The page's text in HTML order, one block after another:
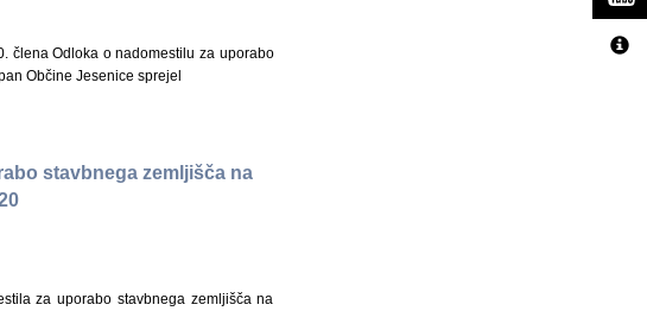
člena Odloka o nadomestilu za uporabo
Občine Jesenice sprejel
stavbnega zemljišča na
za uporabo stavbnega zemljišča na